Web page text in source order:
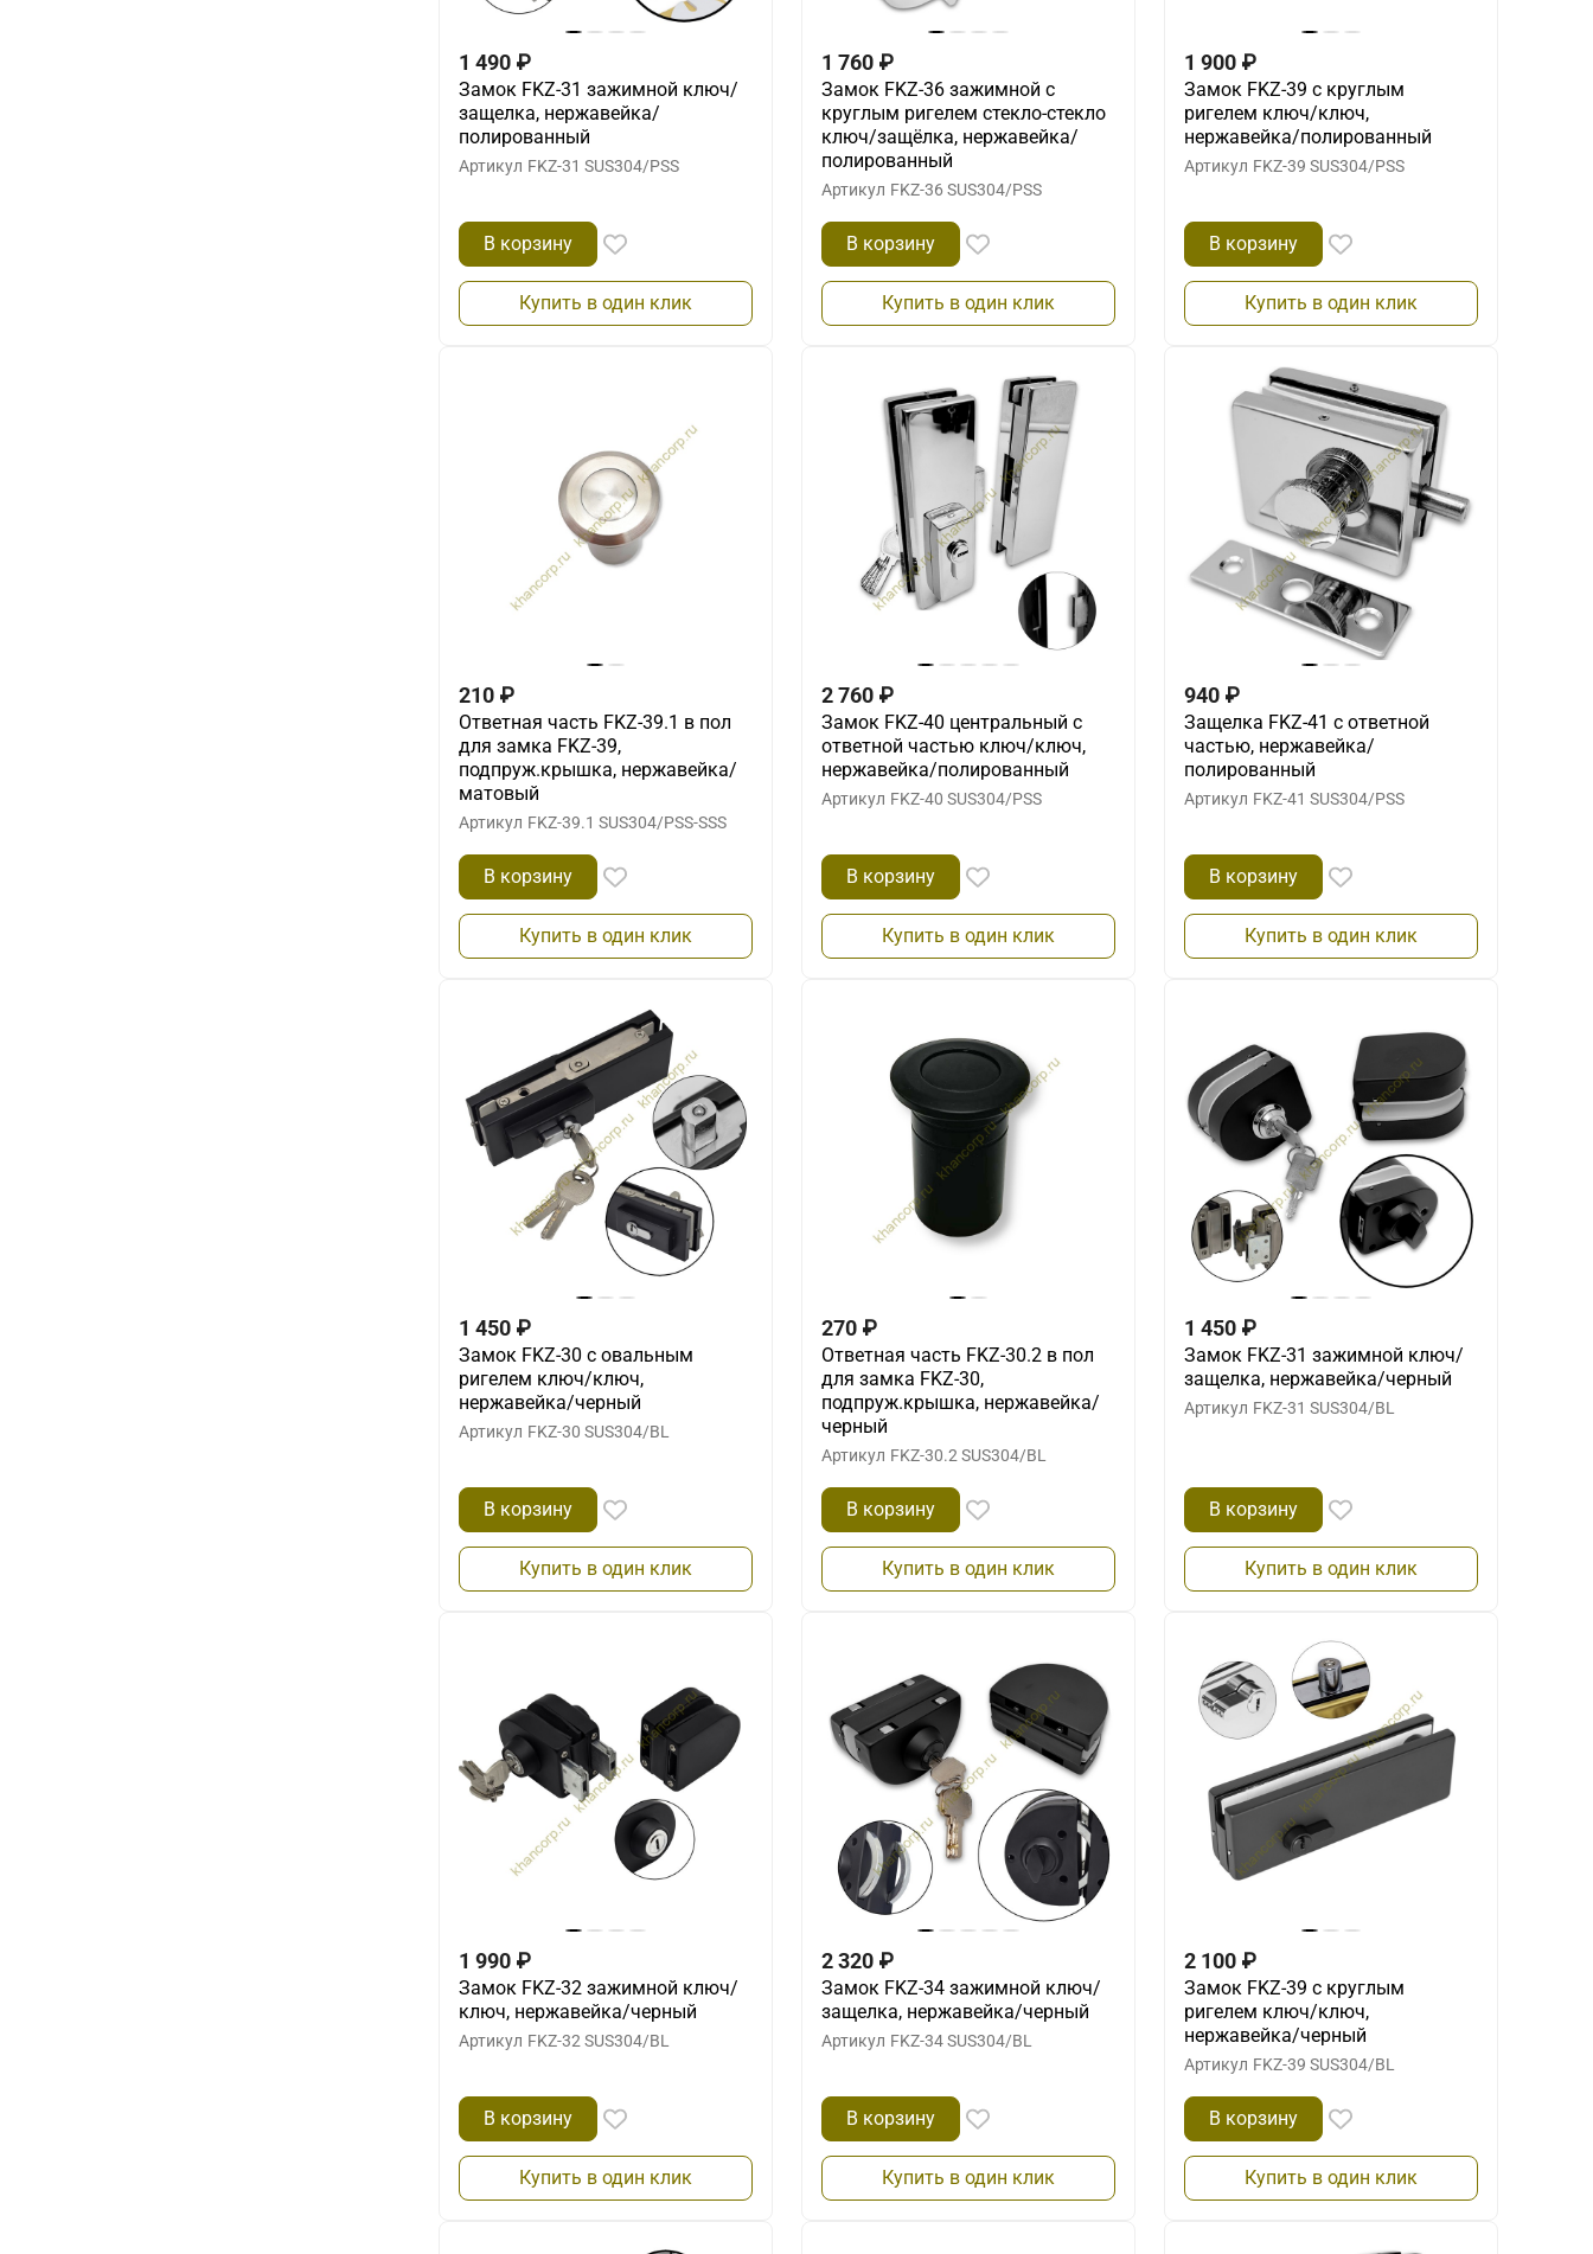
1 490 ₽
Замок FKZ-31 зажимной ключ/
защелка, нержавейка/
полированный
Артикул FKZ-31 SUS304/PSS
В корзину
Купить в один клик
1 760 ₽
Замок FKZ-36 зажимной с
круглым ригелем стекло-стекло
ключ/защёлка, нержавейка/
полированный
Артикул FKZ-36 SUS304/PSS
В корзину
Купить в один клик
1 900 ₽
Замок FKZ-39 с круглым
ригелем ключ/ключ,
нержавейка/полированный
Артикул FKZ-39 SUS304/PSS
В корзину
Купить в один клик
210 ₽
Ответная часть FKZ-39.1 в пол
для замка FKZ-39,
подпруж.крышка, нержавейка/
матовый
Артикул FKZ-39.1 SUS304/PSS-SSS
В корзину
Купить в один клик
2 760 ₽
Замок FKZ-40 центральный с
ответной частью ключ/ключ,
нержавейка/полированный
Артикул FKZ-40 SUS304/PSS
В корзину
Купить в один клик
940 ₽
Защелка FKZ-41 с ответной
частью, нержавейка/
полированный
Артикул FKZ-41 SUS304/PSS
В корзину
Купить в один клик
1 450 ₽
Замок FKZ-30 с овальным
ригелем ключ/ключ,
нержавейка/черный
Артикул FKZ-30 SUS304/BL
В корзину
Купить в один клик
270 ₽
Ответная часть FKZ-30.2 в пол
для замка FKZ-30,
подпруж.крышка, нержавейка/
черный
Артикул FKZ-30.2 SUS304/BL
В корзину
Купить в один клик
1 450 ₽
Замок FKZ-31 зажимной ключ/
защелка, нержавейка/черный
Артикул FKZ-31 SUS304/BL
В корзину
Купить в один клик
1 990 ₽
Замок FKZ-32 зажимной ключ/
ключ, нержавейка/черный
Артикул FKZ-32 SUS304/BL
В корзину
Купить в один клик
2 320 ₽
Замок FKZ-34 зажимной ключ/
защелка, нержавейка/черный
Артикул FKZ-34 SUS304/BL
В корзину
Купить в один клик
2 100 ₽
Замок FKZ-39 с круглым
ригелем ключ/ключ,
нержавейка/черный
Артикул FKZ-39 SUS304/BL
В корзину
Купить в один клик